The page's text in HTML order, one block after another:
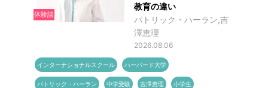
体験談
教育の違い
パトリック・ハーラン,吉
澤恵理
2026.08.06
インターナショナルスクール ハーバード大学
パトリック・ハーラン 中学受験 吉澤恵理 小学生